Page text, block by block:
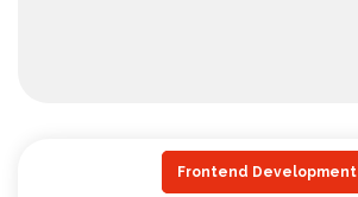
Frontend Development